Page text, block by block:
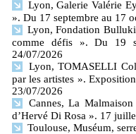
Lyon, Galerie Valérie
». Du 17 septembre au 17
Lyon, Fondation
comme défis ». Du 19
24/07/2026
Lyon, TOMASELLI
par les artistes ».
23/07/2026
Cannes, La
d’Hervé Di Rosa ». 17
Toulouse, Muséum,